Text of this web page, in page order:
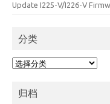
Update I225-V/I226-V
分类
分
归档